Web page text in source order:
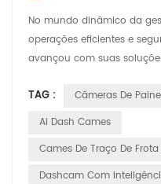
No mundo dinâmico da
operações eficientes e
avançou com suas
enfrentados pelos gerentes
essas soluções est、o
gerentes de frota têm a ...
TAG :
Câmeras De
Ai Dash Cames
Cames De Traço De
Dashcam Com